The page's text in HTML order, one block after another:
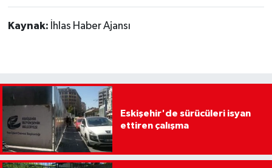
Kaynak: İhlas Haber Ajansı
Eskişehir'de sürücüleri isyan
ettiren çalışma